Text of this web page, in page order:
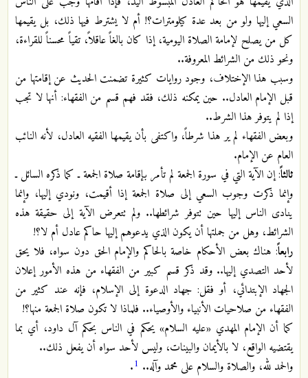
السعي إليها ولو من بعد عدة كيلومترات؟! أم لا يشترط فيها ذلك، بل يقيمها
كل من يصلح لإمامة الصلاة اليومية، إذا كان بالغاً عاقلاً، تقياً محسناً للقراءة،
ونحو ذلك من الشرائط المعروفة..
وسبب هذا الإختلاف، وجود روايات كثيرة تضمنت الحديث عن إقامتها من
قبل الإمام العادل.. حين يمكنه ذلك، فقد فهم قسم من الفقهاء: أنها لا تجب
إذا لم يتوفر هذا الشرط..
وبعض الفقهاء لم ير هذا شرطاً، واكتفى بأن يقيمها الفقيه العادل، لأنه النائب
العام عن الإمام.
ثالثاً: إن الآية التي في سورة الجمعة لم تأمر بإقامة صلاة الجمعة ـ كما ذكره السائل ـ
وإنما ذكرت وجوب السعي إلى صلاة الجمعة إذا أقيمت، ونودي إليها، وإنما
ينادى الناس إليها حين تتوفر شرائطها.. ولم تتعرض الآية إلى حقيقة هذه
الشرائط، وهل من جملتها أن يكون الذي يدعوهم إليها حاكم عادل أم لا؟!
رابعاً: هناك بعض الأحكام خاصة بالحاكم والإمام الحق دون سواه، فلا يحق
لأحد التصدي إليها.. وقد ذكر قسم كبير من الفقهاء من هذه الأمور إعلان
الجهاد الإبتدائي، أو فقل: جهاد الدعوة إلى الإسلام، فإنه عند كثير من
الفقهاء من صلاحيات الأنبياء والأوصياء.. فلماذا لا تكون صلاة الجمعة منها؟!
كما أن الإمام المهدي «عليه السلام» يحكم في الناس بحكم آل داود، أي بما
يقتضيه الواقع، لا بالأيمان والبينات، وليس لأحد سواه أن يفعل ذلك..
والحمد لله، والصلاة والسلام على محمد وآله.. 1
.